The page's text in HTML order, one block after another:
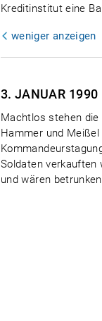
Kreditinstitut eine
weniger anzeigen
3. JANUAR 1990
Machtlos stehen die
Hammer und
Soldaten verkauften
und wären